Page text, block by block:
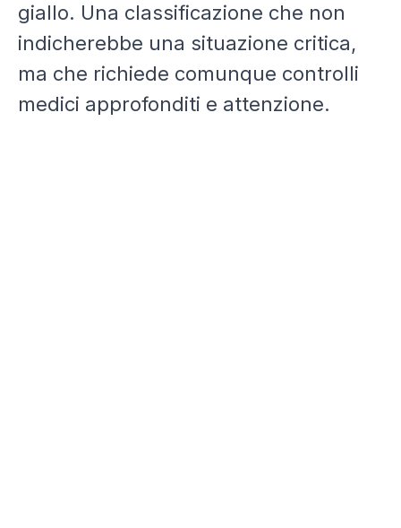
giallo. Una classificazione che non
indicherebbe una situazione critica,
ma che richiede comunque controlli
medici approfonditi e attenzione.